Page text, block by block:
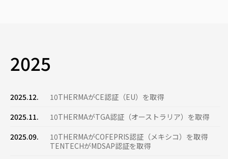
2025
2025.12.
10THERMAがCE認証（EU）を取得
2025.11.
10THERMAがTGA認証（オース​​トラリア）を取得
2025.09.
10THERMAがCOFEPRIS認証（メキシコ）を取得
TENTECHがMDSAP認証を取得